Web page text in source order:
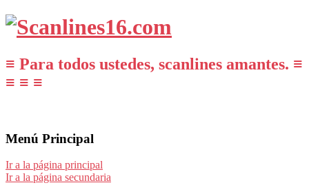
≡ Para todos ustedes, scanlines amantes. ≡
≡ ≡ ≡
Menú Principal
Ir a la página principal
Ir a la página secundaria